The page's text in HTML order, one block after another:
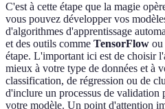
C'est à cette étape que la magie
vous pouvez développer vos
d'algorithmes d'apprentissage
et des outils comme TensorFlow ou
étape. L'important ici est de choisir
mieux à votre type de données et à
classification, de régression ou de
d'inclure un processus de validation
votre modèle. Un point d'attention